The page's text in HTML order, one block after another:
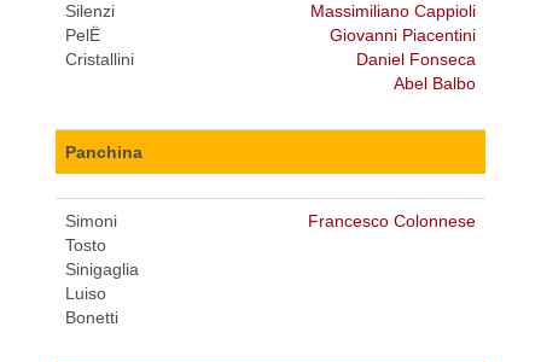
Silenzi
PelË
Cristallini
Massimiliano Cappioli
Giovanni Piacentini
Daniel Fonseca
Abel Balbo
Panchina
Simoni
Tosto
Sinigaglia
Luiso
Bonetti
Francesco Colonnese